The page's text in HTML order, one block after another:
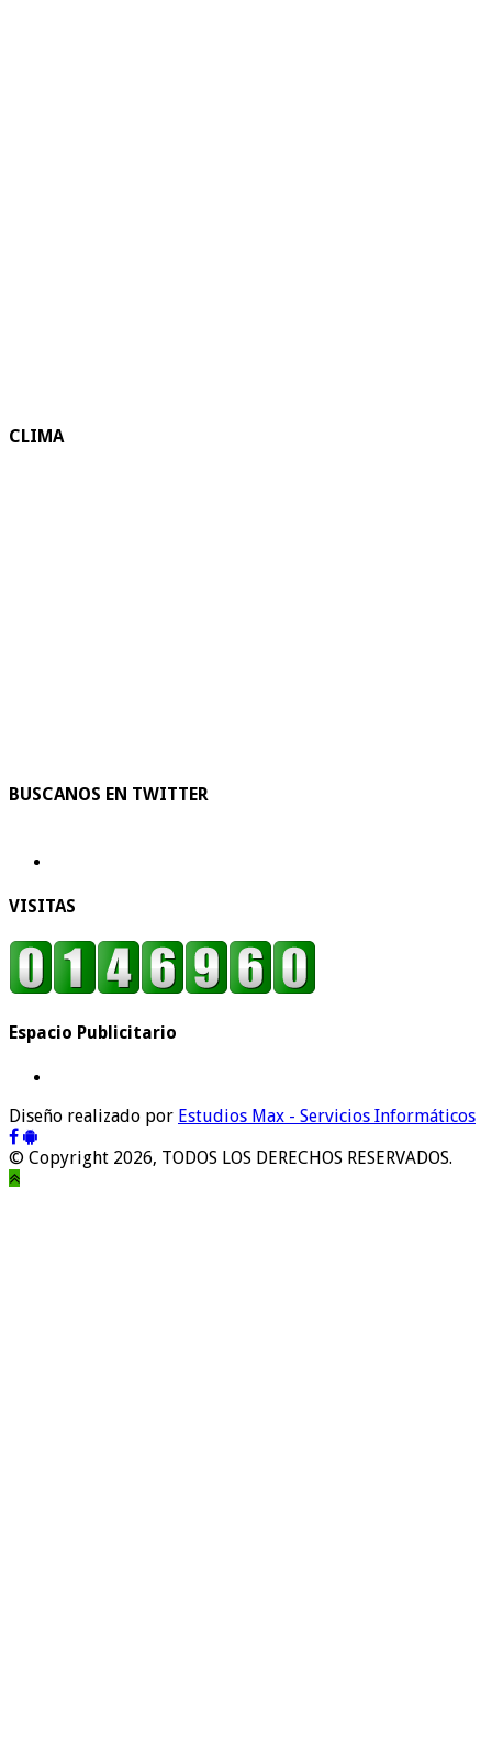
CLIMA
BUSCANOS EN TWITTER
VISITAS
Espacio Publicitario
Diseño realizado por Estudios Max - Servicios Informáticos
© Copyright 2026, TODOS LOS DERECHOS RESERVADOS.